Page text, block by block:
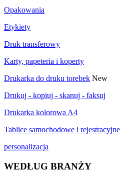
Opakowania
Etykiety
Druk transferowy
Karty, papeteria i koperty
Drukarka do druku torebek New
Drukuj - kopiuj - skanuj - faksuj
Drukarka kolorowa A4
Tablice samochodowe i rejestracyjne
personalizacja
WEDŁUG BRANŻY